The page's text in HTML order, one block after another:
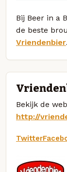
Bij Beer in a
de beste
Vriendenbier.
Bekijk de
http://
Twitter